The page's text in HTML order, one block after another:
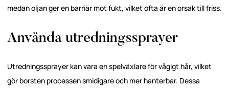
medan oljan ger en barriär mot fukt, vilket ofta är en orsak till friss.
Använda utredningssprayer
Utredningssprayer kan vara en spelväxlare för vågigt hår, vilket
gör borsten processen smidigare och mer hanterbar. Dessa